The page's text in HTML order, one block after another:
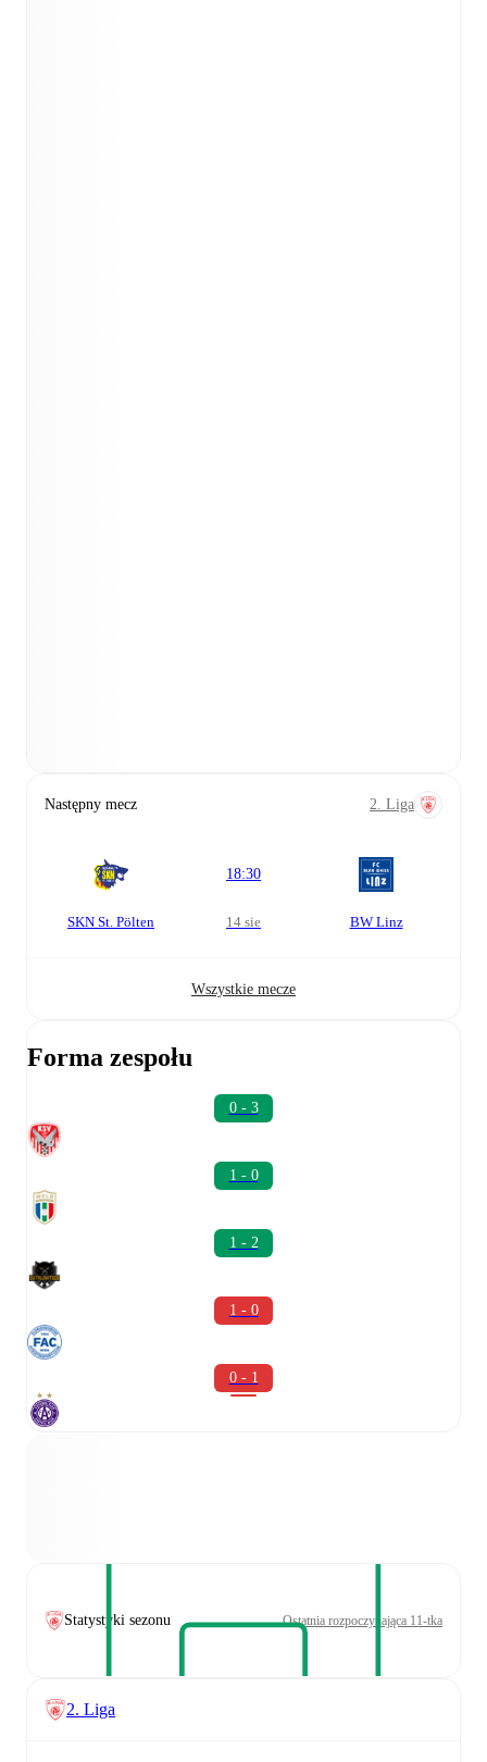
Następny mecz 2. Liga
SKN St. Pölten
18:30
14 sie BW Linz
Wszystkie mecze
Forma zespołu
0 - 3
1 - 0
1 - 2
1 - 0
0 - 1
Statystyki sezonu Ostatnia rozpoczynająca 11-tka
2. Liga